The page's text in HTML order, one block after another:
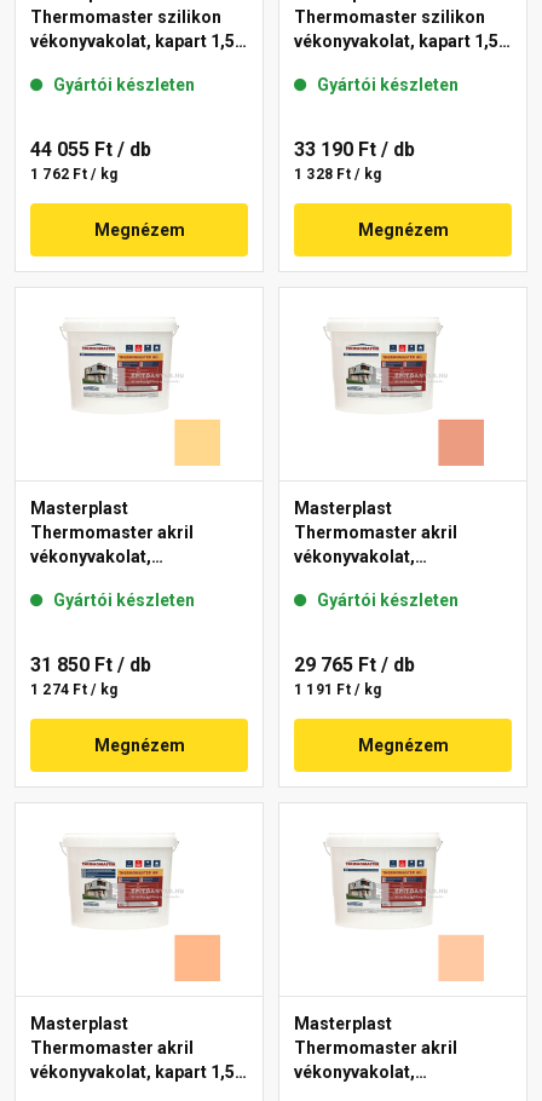
Thermomaster szilikon
vékonyvakolat, kapart 1,5
Gyártói készleten
44 055 Ft / db
1 762 Ft / kg
Megnézem
Thermomaster szilikon
vékonyvakolat, kapart 1,5
Gyártói készleten
33 190 Ft / db
1 328 Ft / kg
Megnézem
Masterplast
Thermomaster akril
vékonyvakolat,
01-D 25 kg
Gyártói készleten
31 850 Ft / db
1 274 Ft / kg
Megnézem
Masterplast
Thermomaster akril
vékonyvakolat,
17-C 25 kg
Gyártói készleten
29 765 Ft / db
1 191 Ft / kg
Megnézem
Masterplast
Thermomaster akril
vékonyvakolat, kapart 1,5
Masterplast
Thermomaster akril
vékonyvakolat,